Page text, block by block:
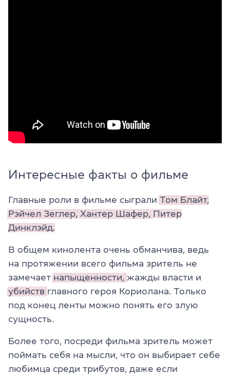
Интересные факты о фильме
Главные роли в фильме сыграли Том Блайт,
Рэйчел Зеглер, Хантер Шафер, Питер
Динклэйд.
В общем кинолента очень обманчива, ведь
на протяжении всего фильма зритель не
замечает напыщенности, жажды власти и
убийств главного героя Кориолана. Только
под конец ленты можно понять его злую
сущность.
Более того, посреди фильма зритель может
поймать себя на мысли, что он выбирает себе
любимца среди трибутов, даже если